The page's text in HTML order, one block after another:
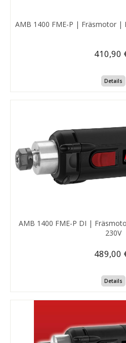
AMB 1400 FME-P | Fräsmotor |
410,90
Details
AMB 1400 FME-P DI |
230V
489,00
Details